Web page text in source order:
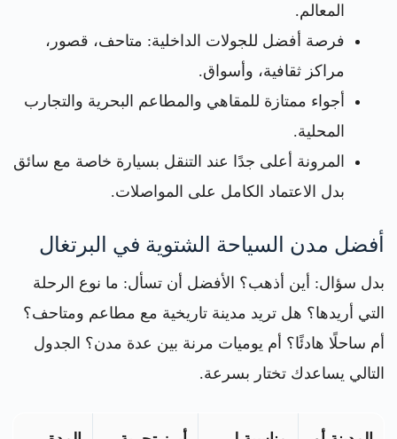
المعالم.
فرصة أفضل للجولات الداخلية: متاحف، قصور،
مراكز ثقافية، وأسواق.
أجواء ممتازة للمقاهي والمطاعم البحرية والتجارب
المحلية.
المرونة أعلى جدًا عند التنقل بسيارة خاصة مع سائق
بدل الاعتماد الكامل على المواصلات.
أفضل مدن السياحة الشتوية في البرتغال
بدل سؤال: أين أذهب؟ الأفضل أن تسأل: ما نوع الرحلة
التي أريدها؟ هل تريد مدينة تاريخية مع مطاعم ومتاحف؟
أم ساحلًا هادئًا؟ أم يوميات مرنة بين عدة مدن؟ الجدول
التالي يساعدك تختار بسرعة.